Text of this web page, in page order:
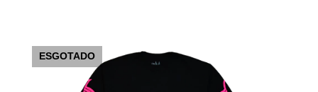
ESGOTADO